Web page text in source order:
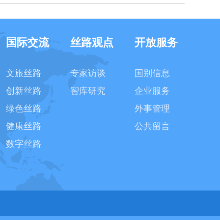
国际交流
文旅丝路
创新丝路
绿色丝路
健康丝路
数字丝路
丝路观点
专家访谈
智库研究
开放服务
国别信息
企业服务
外事管理
公共留言